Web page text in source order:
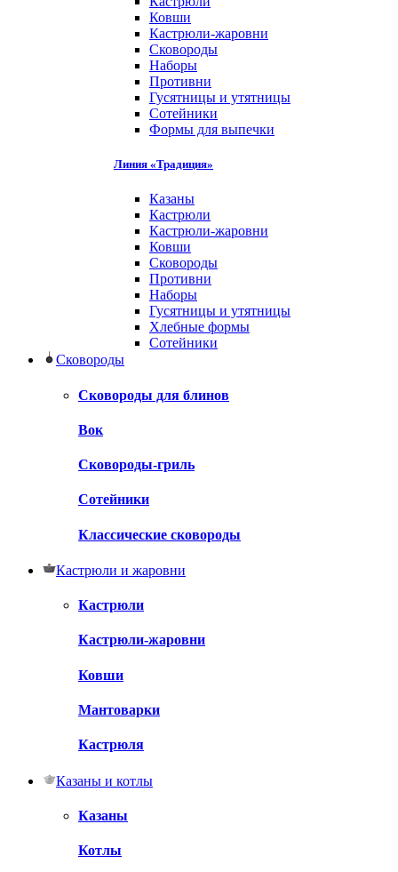
Ковши
Кастрюли-жаровни
Сковороды
Наборы
Противни
Гусятницы и утятницы
Сотейники
Формы для выпечки
Линия «Традиция»
Казаны
Кастрюли
Кастрюли-жаровни
Ковши
Сковороды
Противни
Наборы
Гусятницы и утятницы
Хлебные формы
Сотейники
Сковороды
Сковороды для блинов
Вок
Сковороды-гриль
Сотейники
Классические сковороды
Кастрюли и жаровни
Кастрюли
Кастрюли-жаровни
Ковши
Мантоварки
Кастрюля
Казаны и котлы
Казаны
Котлы